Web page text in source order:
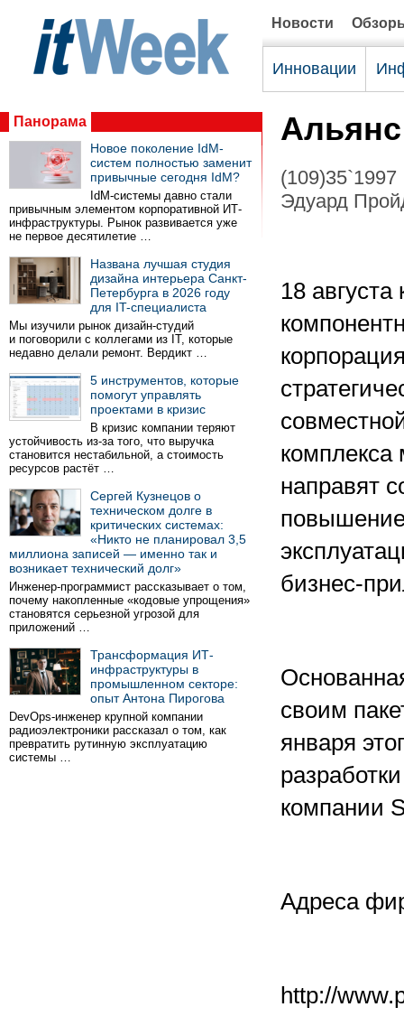
Новости
Инновации
Панорама
Новое поколение IdM-
систем полностью заменит
привычные сегодня IdM?
IdM-системы давно стали
привычным элементом корпоративной ИТ-
инфраструктуры. Рынок развивается уже
не первое десятилетие …
Названа лучшая студия
дизайна интерьера Санкт-
Петербурга в 2026 году
для IT-специалиста
Мы изучили рынок дизайн-студий
и поговорили с коллегами из IT, которые
недавно делали ремонт. Вердикт …
5 инструментов, которые
помогут управлять
проектами в кризис
В кризис компании теряют
устойчивость из-за того, что выручка
становится нестабильной, а стоимость
ресурсов растёт …
Сергей Кузнецов о
техническом долге в
критических системах:
«Никто не планировал 3,5
миллиона записей — именно так и
возникает технический долг»
Инженер-программист рассказывает о том,
почему накопленные «кодовые упрощения»
становятся серьезной угрозой для
приложений …
Трансформация ИТ-
инфраструктуры в
промышленном секторе:
опыт Антона Пирогова
DevOps-инженер крупной компании
радиоэлектроники рассказал о том, как
превратить рутинную эксплуатацию
системы …
(109)35`1997
Эдуард
18
комплекса
направят
бизнес-
своим
января
компании
Адреса
http://